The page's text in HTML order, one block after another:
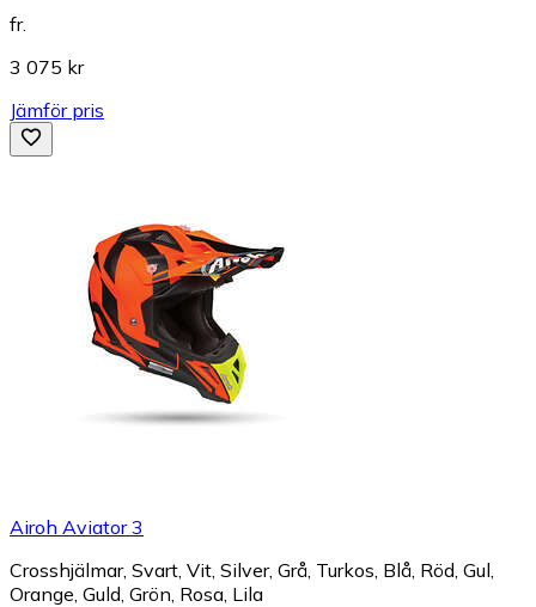
fr.
3 075 kr
Jämför pris
Airoh Aviator 3
Crosshjälmar, Svart, Vit, Silver, Grå, Turkos, Blå, Röd, Gul,
Orange, Guld, Grön, Rosa, Lila